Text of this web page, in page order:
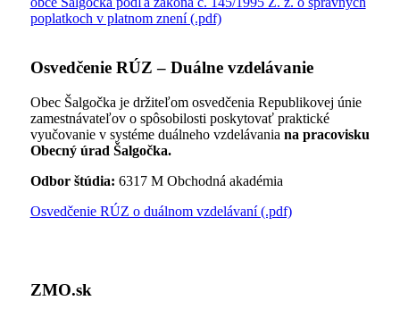
poplatkoch v platnom znení (.pdf)
Osvedčenie RÚZ – Duálne vzdelávanie
Obec Šalgočka je držiteľom osvedčenia Republikovej únie
zamestnávateľov o spôsobilosti poskytovať praktické
vyučovanie v systéme duálneho vzdelávania na pracovisku
Obecný úrad Šalgočka.
Odbor štúdia: 6317 M Obchodná akadémia
Osvedčenie RÚZ o duálnom vzdelávaní (.pdf)
ZMO.sk